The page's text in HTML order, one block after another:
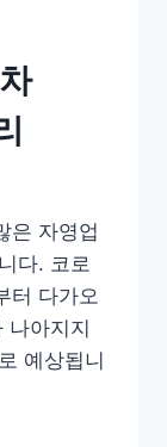
은 자영업
다. 코로
터 다가오
나아지지
예상됩니